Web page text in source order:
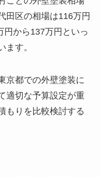
田区の相場は116万円
円から137万円といっ
ます。
京都での外壁塗装に
適切な予算設定が重
もりを比較検討する